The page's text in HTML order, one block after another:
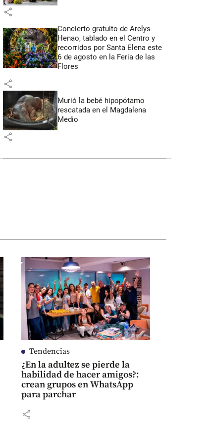
share
Concierto gratuito de Arelys
Henao, tablado en el Centro y
recorridos por Santa Elena este
6 de agosto en la Feria de las
Flores
share
Murió la bebé hipopótamo
rescatada en el Magdalena
Medio
share
Tendencias
¿En la adultez se pierde la
habilidad de hacer amigos?:
crean grupos en WhatsApp
para parchar
share